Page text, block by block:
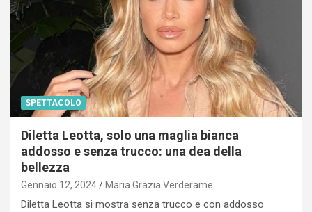
SPETTACOLO
Diletta Leotta, solo una maglia bianca
addosso e senza trucco: una dea della
bellezza
Gennaio 12, 2024 Maria Grazia Verderame
Diletta Leotta si mostra senza trucco e con addosso